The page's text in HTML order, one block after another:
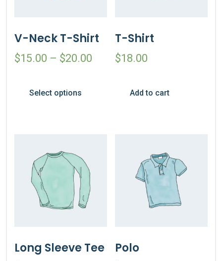
V-Neck T-Shirt
$15.00 – $20.00
Select options
T-Shirt
$18.00
Add to cart
Long Sleeve Tee Polo